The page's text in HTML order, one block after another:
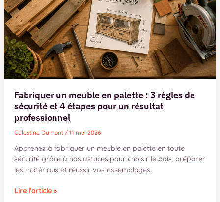
l’erreur
de
cheville
qui
arrache
tout
Fabriquer un meuble en palette : 3 règles de
sécurité et 4 étapes pour un résultat
professionnel
Célestine Dumont / 11 mai 2026
Apprenez à fabriquer un meuble en palette en toute
sécurité grâce à nos astuces pour choisir le bois, préparer
les matériaux et réussir vos assemblages.
Fabriquer
Lire l’article »